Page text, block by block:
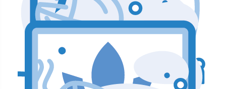
Уход и подтяжка кожи лица